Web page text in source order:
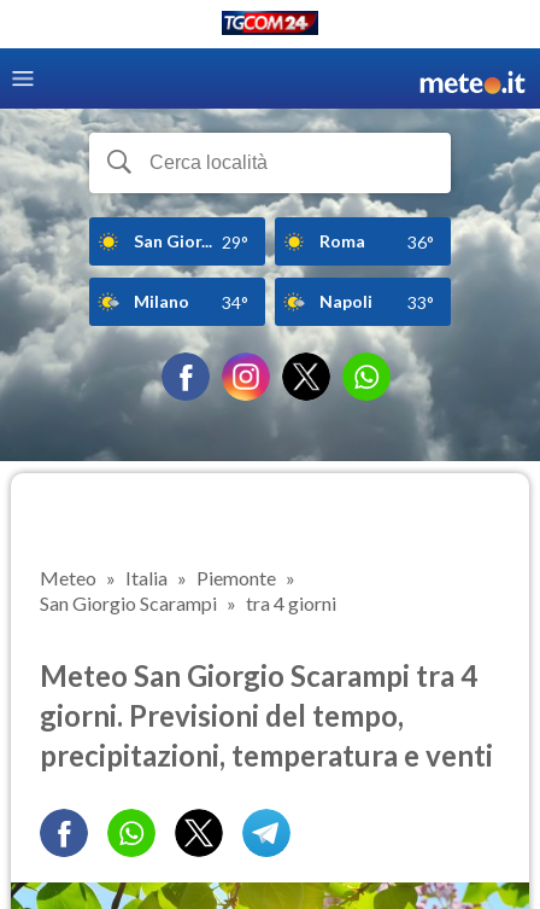
San Gior... 29° Roma 36°
Milano 34° Napoli 33°
Meteo Italia
Piemonte
San Giorgio Scarampi
tra 4 giorni
Meteo San Giorgio Scarampi tra 4
giorni. Previsioni del tempo,
precipitazioni, temperatura e venti